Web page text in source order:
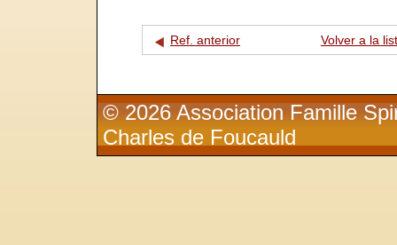
Ref. anterior Volver a la
© 2026 Association Famille
Charles de Foucauld